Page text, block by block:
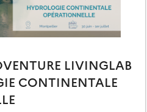
LIVINGLAB
CONTINENTALE